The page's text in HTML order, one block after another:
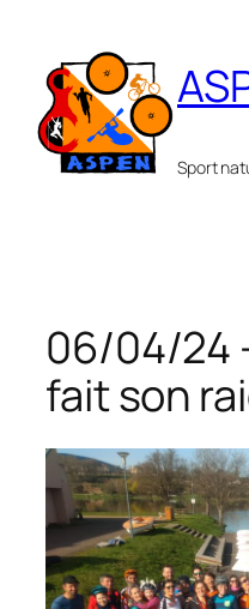
contenu
Sport
06/04/24
fait son